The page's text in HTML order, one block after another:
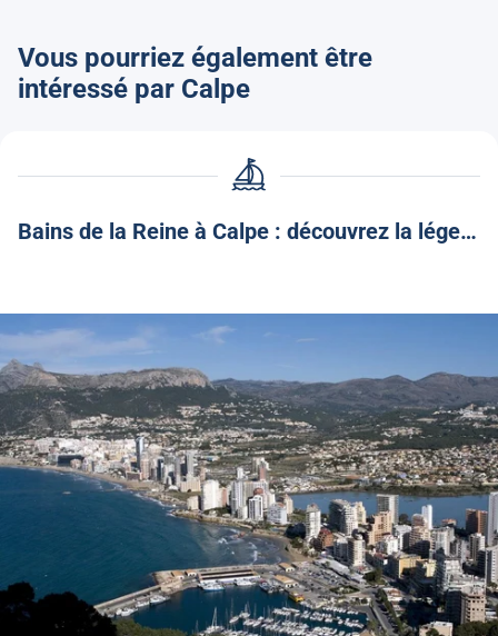
Vous pourriez également être
intéressé par Calpe
Bains de la Reine à Calpe : découvrez la légende et le charme de ce coin